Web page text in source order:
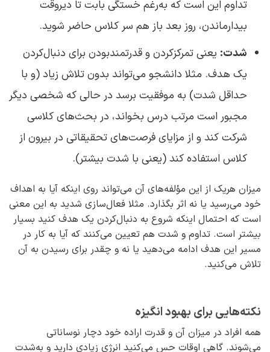
تداوم این است که به‌رغم خستگی بابت تا دیروقت
بیدارماندن، روز بعد باز هم سر کلاس حاضر شوید.
شدت: یعنی تمرکزکردن و قدرتمندبودن برای دنبال‌کردن
یک هدف. مثلا دانشجو می‌تواند بدون تلاش زیاد (و با
حداقل شدت) به موفقیت برسد در حالی که شخصی دیگر
مجبور است مرتب درس بخواند، در بحث‌های کلاسی
شرکت کند و از مزایای فرصت‌های تحقیقاتی در بیرون از
کلاس استفاده کند (یعنی با شدت بیشتر).
میزان هریک از این مؤلفه‌های آن می‌تواند روی اینکه آیا به اهداف
خود می‌رسید یا نه اثر بگذارد. مثلا فعال‌سازی شدید به این معنی
است که احتمال اینکه شروع به دنبال‌کردن یک هدف کنید بسیار
بیشتر است. تداوم و شدت هم تعیین می‌کنند که آیا به کار در
مسیر این هدف ادامه می‌دهید یا نه و چقدر برای رسیدن به آن
تلاش می‌کنید.
نکته‌هایی برای بهبود انگیزه
همه‌ افراد در میزان آن و قدرت اراده‌ خود دچار نوساناتی
می‌شوند. گاهی اوقات حس می‌کنید انرژی زیادی دارید و به‌شدت